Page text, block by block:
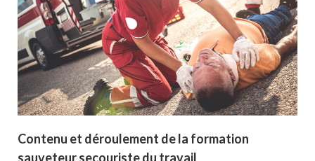
Contenu et déroulement de la formation
sauveteur secouriste du travail